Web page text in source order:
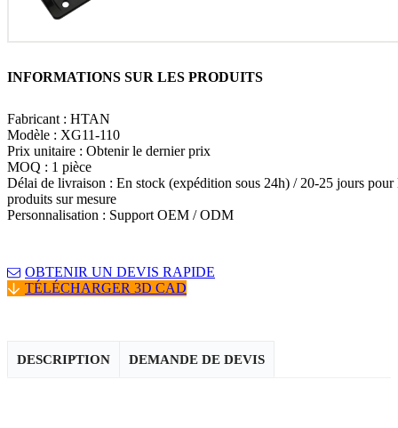
INFORMATIONS SUR LES PRODUITS
Fabricant : HTAN
Modèle : XG11-110
Prix unitaire : Obtenir le dernier prix
MOQ : 1 pièce
Délai de livraison : En stock (expédition sous 24h) / 20-25 jours pour
produits sur mesure
Personnalisation : Support OEM / ODM
OBTENIR UN DEVIS RAPIDE
TÉLÉCHARGER 3D CAD
DESCRIPTION DEMANDE DE DEVIS